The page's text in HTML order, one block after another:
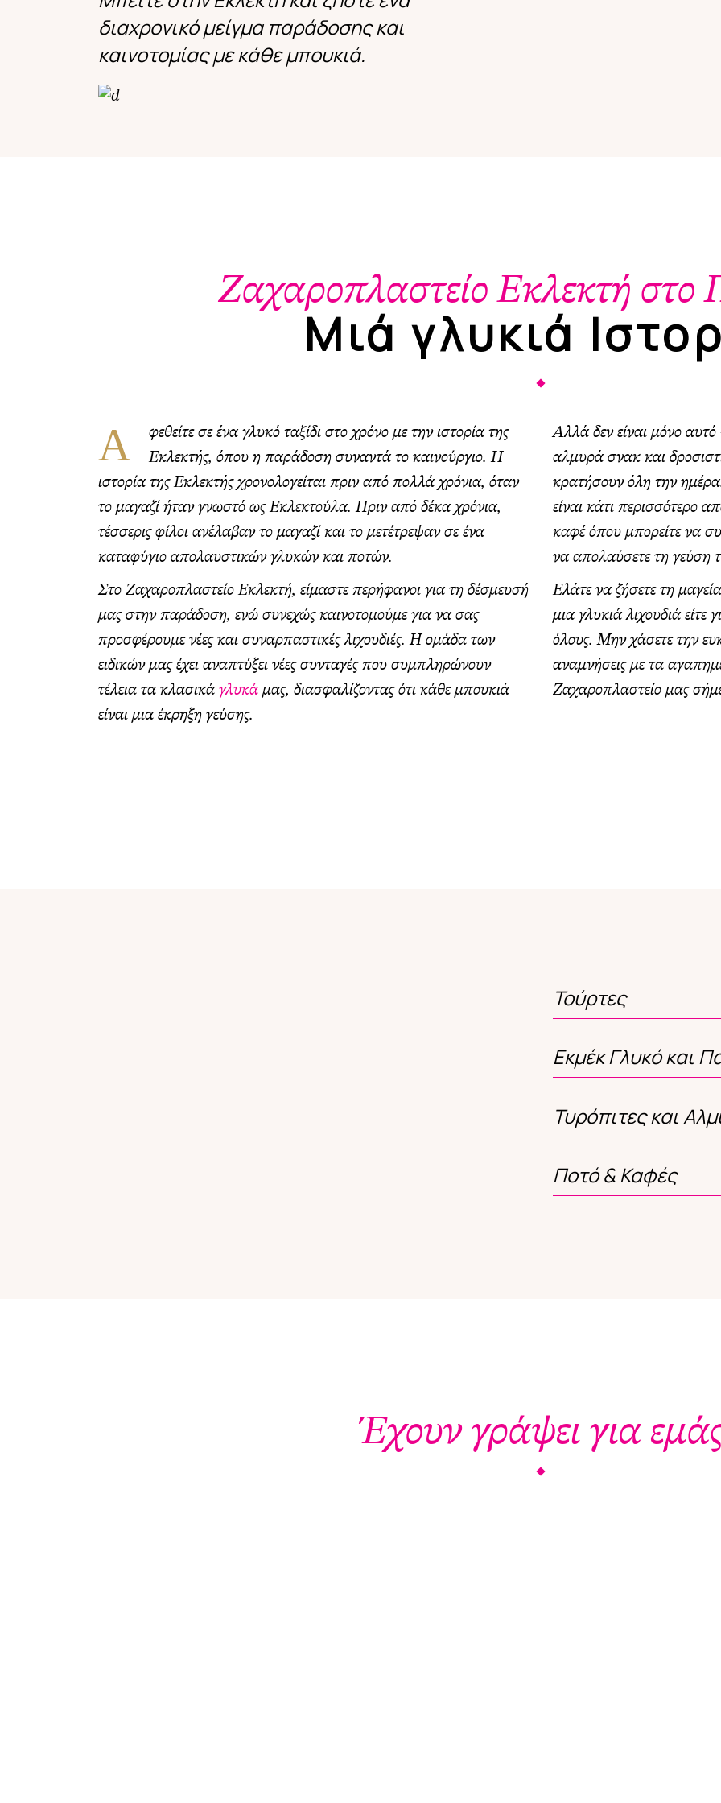
διαχρονικό μείγμα παράδοσης και
καινοτομίας με κάθε μπουκιά.
Ζαχαροπλαστείο Εκλεκτή στο
Μιά γλυκιά
Α
φεθείτε σε ένα γλυκό ταξίδι στο χρόνο με την ιστορία της
Εκλεκτής, όπου η παράδοση συναντά το καινούργιο. Η
ιστορία της Εκλεκτής χρονολογείται πριν από πολλά χρόνια, όταν
το μαγαζί ήταν γνωστό ως Εκλεκτούλα. Πριν από δέκα χρόνια,
τέσσερις φίλοι ανέλαβαν το μαγαζί και το μετέτρεψαν σε ένα
καταφύγιο απολαυστικών γλυκών και ποτών.
Στο Ζαχαροπλαστείο Εκλεκτή, είμαστε περήφανοι για τη δέσμευσή
μας στην παράδοση, ενώ συνεχώς καινοτομούμε για να σας
προσφέρουμε νέες και συναρπαστικές λιχουδιές. Η ομάδα των
ειδικών μας έχει αναπτύξει νέες συνταγές που συμπληρώνουν
τέλεια τα κλασικά γλυκά μας, διασφαλίζοντας ότι κάθε μπουκιά
είναι μια έκρηξη γεύσης.
Αλλά δεν είναι μόνο
αλμυρά σνακ και
κρατήσουν όλη την
είναι κάτι περισσότερο
καφέ όπου μπορείτε να
να απολαύσετε τη γεύση
Ελάτε να ζήσετε τη
μια γλυκιά λιχουδιά
όλους. Μην χάσετε την
αναμνήσεις με τα
Ζαχαροπλαστείο μας
Τούρτες
Εκμέκ Γλυκό και
Τυρόπιτες και
Ποτό & Καφές
Έχουν γράψει για